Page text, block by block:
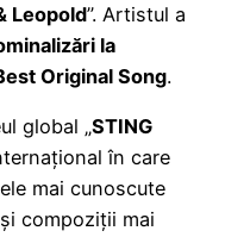
Leopold”. Artistul a
la
Original Song.
global „STING
în care
mai cunoscute
compoziții mai